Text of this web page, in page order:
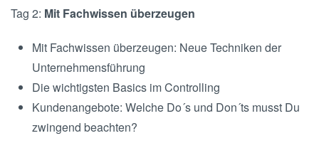
Tag 2: Mit Fachwissen überzeugen
Mit Fachwissen überzeugen: Neue Techniken der
Unternehmensführung
Die wichtigsten Basics im Controlling
Kundenangebote: Welche Do´s und Don´ts musst Du
zwingend beachten?